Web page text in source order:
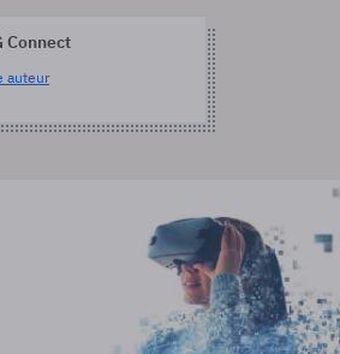
Connect
auteur